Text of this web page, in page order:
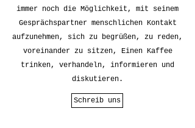
immer noch die Möglichkeit, mit seinem
Gesprächspartner menschlichen Kontakt
aufzunehmen, sich zu begrüßen, zu reden,
voreinander zu sitzen, Einen Kaffee
trinken, verhandeln, informieren und
diskutieren.
Schreib uns